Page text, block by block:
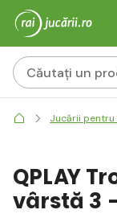
Jucării pentru
QPLAY
vârstă 3